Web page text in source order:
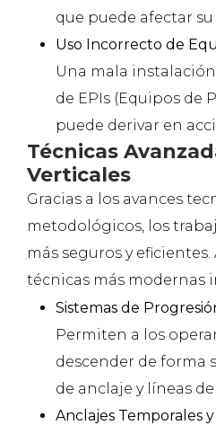
que puede afectar
Uso Incorrecto de
Una mala
de EPIs (Equipos de
puede derivar en
Técnicas
Verticales
Gracias a los avances
metodológicos, los
más seguros y
técnicas más modernas
Sistemas de
Permiten a los
descender de forma
de anclaje y líneas de
Anclajes Temporales y